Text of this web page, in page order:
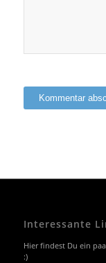
Interessante
Hier findest Du ein
:)